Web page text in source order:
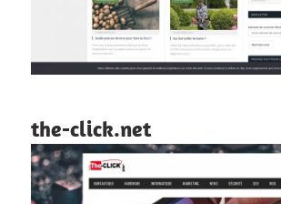
the-click.net